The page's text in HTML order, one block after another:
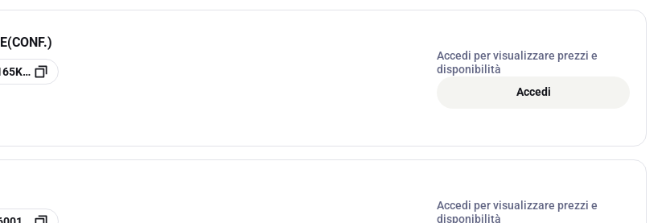
Accedi per visualizzare prezzi e
disponibilità
Accedi
Accedi per visualizzare prezzi e
disponibilità